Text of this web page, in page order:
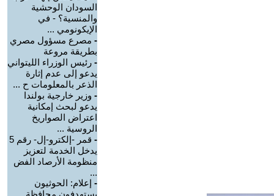
السودان الوحشية
والمنسية؟ - في
الإيكونومي ...
- مصرع مسؤول مصري
بطريقة مروعة
- رئيس الوزراء الليتواني
يدعو إلى عدم إثارة
الذعر بالمعلومات ح ...
- وزير خارجية بولندا
يدعو لبحث إمكانية
اعتراض الصواريخ
الروسية ...
-
قمر -إلكترو-إل- رقم 5
يدخل الخدمة لتعزيز
منظومة الأرصاد الفض
...
- إعلام: الحوثيون
يستهدفون محافظة